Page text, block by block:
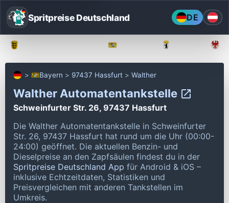
Spritpreise Deutschland DE
Bayern 97437 Hassfurt Walther
Walther Automatentankstelle
Schweinfurter Str. 26, 97437 Hassfurt
Die Walther Automatentankstelle in Schweinfurter
Str. 26, 97437 Hassfurt hat rund um die Uhr (00:00-
24:00) geöffnet. Die aktuellen Benzin- und
Dieselpreise an den Zapfsäulen findest du in der
Spritpreise Deutschland App für Android & iOS –
inklusive Echtzeitdaten, Statistiken und
Preisvergleichen mit anderen Tankstellen im
Umkreis.